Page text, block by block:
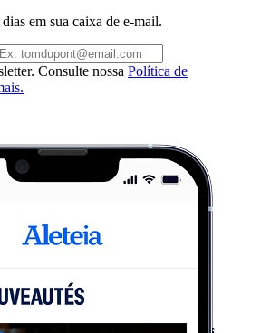
em sua caixa de e-mail.
Consulte nossa Política de